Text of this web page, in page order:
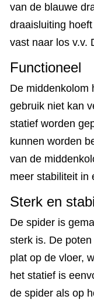
van de blauwe
draaisluiting
vast naar los v.v.
Functioneel
De middenkolom
gebruik niet kan
statief worden
kunnen worden
van de
meer stabiliteit in
Sterk en
De spider is
sterk is. De
plat op de vloer,
het statief is
de spider als op